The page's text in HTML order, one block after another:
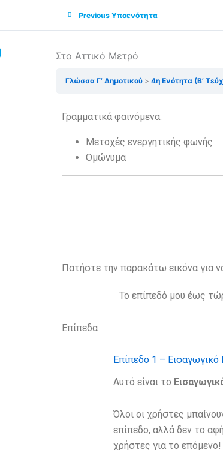
Previous Υποενότητα
Στο Αττικό Μετρό
Γλώσσα Γ’ Δημοτικού 4η Ενότητα (Β’
Γραμματικά φαινόμενα:
Μετοχές ενεργητικής φωνής
Ομώνυμα
Πατήστε την παρακάτω εικόνα για
Το επίπεδό μου έως
Επίπεδα
Επίπεδο 1 – Εισαγωγικό
Αυτό είναι το
Όλοι οι χρήστες
επίπεδο, αλλά δεν το
χρήστες για το επόμενο!